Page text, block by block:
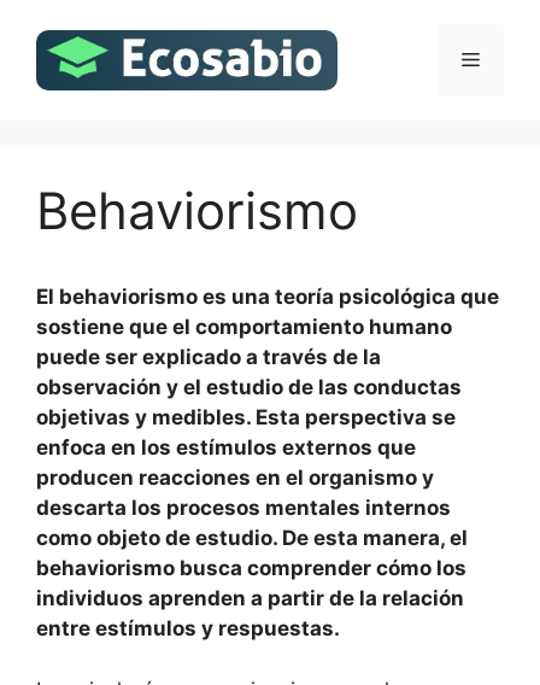
contenido
Menú
Behaviorismo
El behaviorismo es una teoría psicológica que
sostiene que el comportamiento humano
puede ser explicado a través de la
observación y el estudio de las conductas
objetivas y medibles. Esta perspectiva se
enfoca en los estímulos externos que
producen reacciones en el organismo y
descarta los procesos mentales internos
como objeto de estudio. De esta manera, el
behaviorismo busca comprender cómo los
individuos aprenden a partir de la relación
entre estímulos y respuestas.